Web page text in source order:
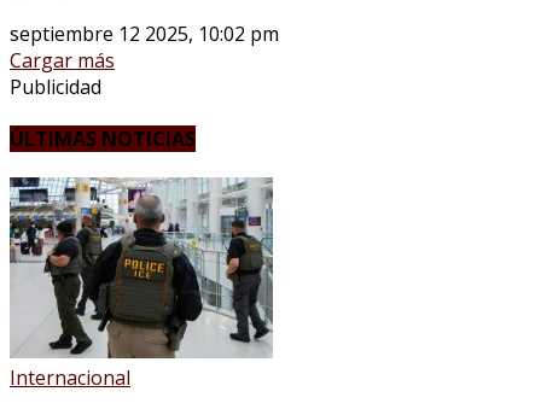
septiembre 12 2025, 10:02 pm
Cargar más
Publicidad
ÚLTIMAS NOTICIAS
Internacional